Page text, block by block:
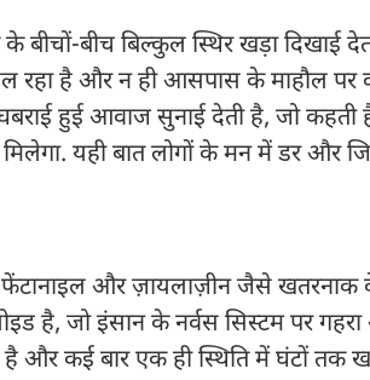
बीचों-बीच बिल्कुल स्थिर खड़ा दिखाई
है और न ही आसपास के माहौल पर
हुई आवाज सुनाई देती है, जो
यही बात लोगों के मन में डर और
फेंटानाइल और ज़ायलाज़ीन जैसे
है, जो इंसान के नर्वस सिस्टम पर
और कई बार एक ही स्थिति में घंटों तक